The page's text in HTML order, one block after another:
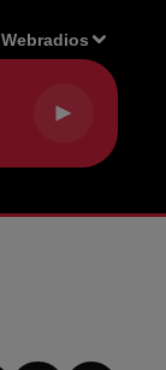
Webradios